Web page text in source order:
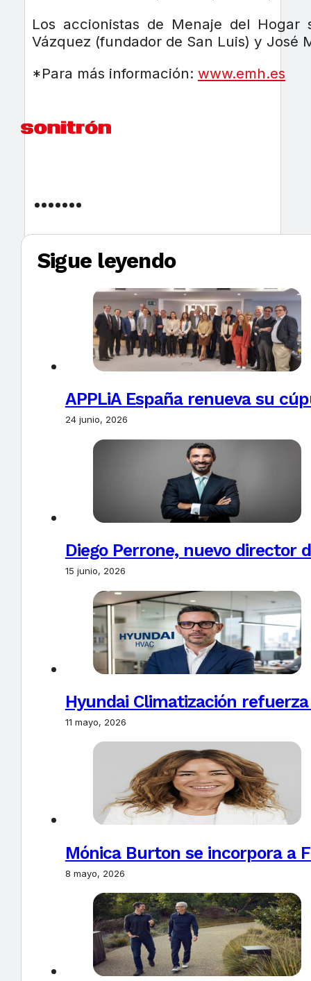
Los accionistas de Menaje del Hogar
Vázquez (fundador de San Luis) y José
*Para más información: www.emh.es
Sigue leyendo
APPLiA España renueva su
24 junio, 2026
Diego Perrone, nuevo director
15 junio, 2026
Hyundai Climatización
11 mayo, 2026
Mónica Burton se incorpora a
8 mayo, 2026